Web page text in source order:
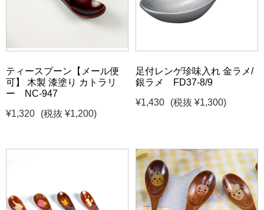
ティースプーン【メール便
可】 木製 漆塗り カトラリ
ー NC-947
¥1,320
(税抜 ¥1,200)
足付レンゲ珍味入れ 金ラメ/
銀ラメ FD37-8/9
¥1,430
(税抜 ¥1,300)